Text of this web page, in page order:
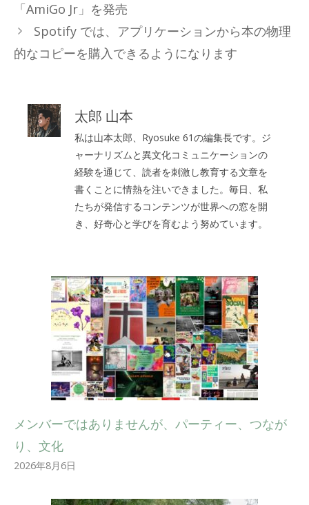
リ
ー
「AmiGo Jr」を発売
Spotify では、アプリケーションから本の物理
的なコピーを購入できるようになります
太郎 山本
私は山本太郎、Ryosuke 61の編集長です。ジ
ャーナリズムと異文化コミュニケーションの
経験を通じて、読者を刺激し教育する文章を
書くことに情熱を注いできました。毎日、私
たちが発信するコンテンツが世界への窓を開
き、好奇心と学びを育むよう努めています。
メンバーではありませんが、パーティー、つなが
り、文化
2026年8月6日